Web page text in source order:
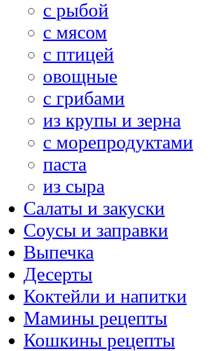
с рыбой
с мясом
с птицей
овощные
с грибами
из крупы и зерна
с морепродуктами
паста
из сыра
Салаты и закуски
Соусы и заправки
Выпечка
Десерты
Коктейли и напитки
Мамины рецепты
Кошкины рецепты